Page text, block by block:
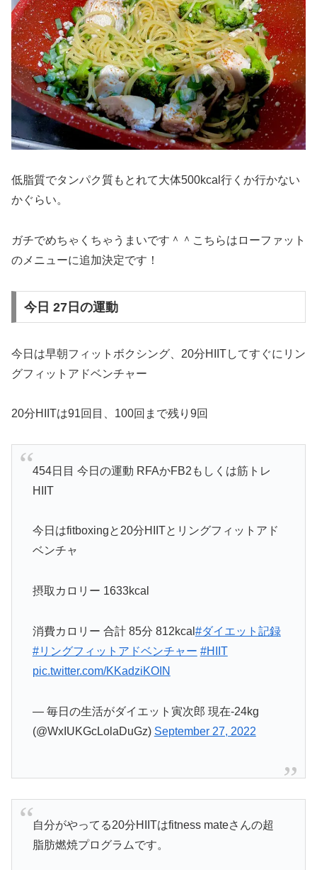
低脂質でタンパク質もとれて大体500kcal行くか行かない
かぐらい。
ガチでめちゃくちゃうまいです＾＾こちらはローファット
のメニューに追加決定です！
今日 27日の運動
今日は早朝フィットボクシング、20分HIITしてすぐにリン
グフィットアドベンチャー
20分HIITは91回目、100回まで残り9回
454日目 今日の運動 RFAかFB2もしくは筋トレ
HIIT
今日はfitboxingと20分HIITとリングフィットアド
ベンチャ
摂取カロリー 1633kcal
消費カロリー 合計 85分 812kcal #ダイエット記録
#リングフィットアドベンチャー #HIIT
pic.twitter.com/KKadziKOIN
— 毎日の生活がダイエット寅次郎 現在-24kg
(@WxIUKGcLolaDuGz) September 27, 2022
自分がやってる20分HIITはfitness mateさんの超
脂肪燃焼プログラムです。